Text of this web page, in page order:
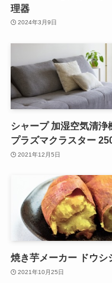
理器
2024年3月9日
シャープ 加湿空気清浄
プラズマクラスター
2021年12月5日
焼き芋メーカー ドウシ
2021年10月25日